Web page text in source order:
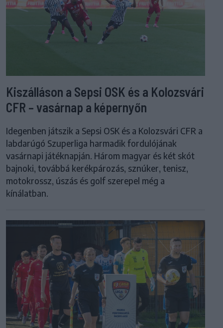
Kiszálláson a Sepsi OSK és a Kolozsvári
CFR – vasárnap a képernyőn
Idegenben játszik a Sepsi OSK és a Kolozsvári CFR a
labdarúgó Szuperliga harmadik fordulójának
vasárnapi játéknapján. Három magyar és két skót
bajnoki, továbbá kerékpározás, sznúker, tenisz,
motokrossz, úszás és golf szerepel még a
kínálatban.